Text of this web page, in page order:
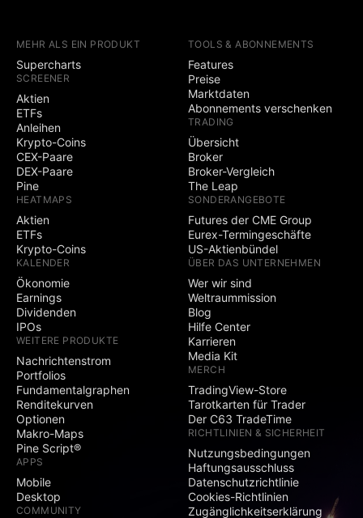
MEHR ALS EIN PRODUKT
Supercharts
SCREENER
Aktien
ETFs
Anleihen
Krypto-Coins
CEX-Paare
DEX-Paare
Pine
HEATMAPS
Aktien
ETFs
Krypto-Coins
KALENDER
Ökonomie
Earnings
Dividenden
IPOs
WEITERE PRODUKTE
Nachrichtenstrom
Portfolios
Fundamentalgraphen
Renditekurven
Optionen
Makro-Maps
Pine Script®
APPS
Mobile
Desktop
COMMUNITY
TOOLS & ABONNEMENTS
Features
Preise
Marktdaten
Abonnements verschenken
TRADING
Übersicht
Broker
Broker-Vergleich
The Leap
SONDERANGEBOTE
Futures der CME Group
Eurex-Termingeschäfte
US-Aktienbündel
ÜBER DAS UNTERNEHMEN
Wer wir sind
Weltraummission
Blog
Hilfe Center
Karrieren
Media Kit
MERCH
TradingView-Store
Tarotkarten für Trader
Der C63 TradeTime
RICHTLINIEN & SICHERHEIT
Nutzungsbedingungen
Haftungsausschluss
Datenschutzrichtlinie
Cookies-Richtlinien
Zugänglichkeitserklärung